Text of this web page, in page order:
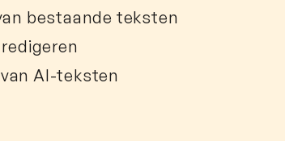
bestaande teksten
AI-teksten